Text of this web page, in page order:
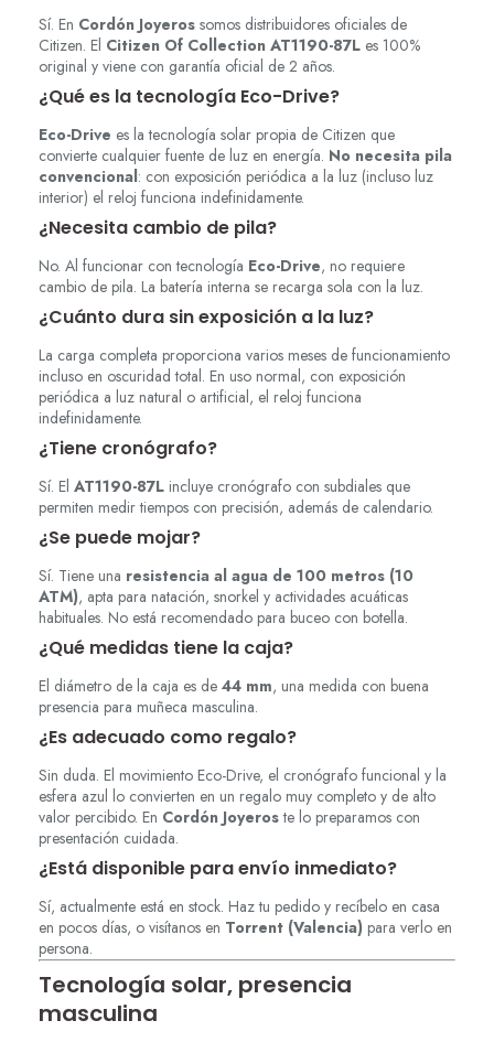
Sí. En Cordón Joyeros somos distribuidores oficiales de
Citizen. El Citizen Of Collection AT1190-87L es 100%
original y viene con garantía oficial de 2 años.
¿Qué es la tecnología Eco-Drive?
Eco-Drive es la tecnología solar propia de Citizen que
convierte cualquier fuente de luz en energía. No necesita pila
convencional: con exposición periódica a la luz (incluso luz
interior) el reloj funciona indefinidamente.
¿Necesita cambio de pila?
No. Al funcionar con tecnología Eco-Drive, no requiere
cambio de pila. La batería interna se recarga sola con la luz.
¿Cuánto dura sin exposición a la luz?
La carga completa proporciona varios meses de funcionamiento
incluso en oscuridad total. En uso normal, con exposición
periódica a luz natural o artificial, el reloj funciona
indefinidamente.
¿Tiene cronógrafo?
Sí. El AT1190-87L incluye cronógrafo con subdiales que
permiten medir tiempos con precisión, además de calendario.
¿Se puede mojar?
Sí. Tiene una resistencia al agua de 100 metros (10
ATM), apta para natación, snorkel y actividades acuáticas
habituales. No está recomendado para buceo con botella.
¿Qué medidas tiene la caja?
El diámetro de la caja es de 44 mm, una medida con buena
presencia para muñeca masculina.
¿Es adecuado como regalo?
Sin duda. El movimiento Eco-Drive, el cronógrafo funcional y la
esfera azul lo convierten en un regalo muy completo y de alto
valor percibido. En Cordón Joyeroste lo preparamos con
presentación cuidada.
¿Está disponible para envío inmediato?
Sí, actualmente está en stock. Haz tu pedido y recíbelo en casa
en pocos días, o visítanos en Torrent (Valencia) para verlo en
persona.
Tecnología solar, presencia
masculina